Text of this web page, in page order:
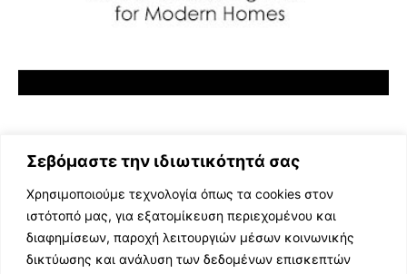
Σεβόμαστε την ιδιωτικότητά σας
Χρησιμοποιούμε τεχνολογία όπως τα cookies στον
ιστότοπό μας, για εξατομίκευση περιεχομένου και
διαφημίσεων, παροχή λειτουργιών μέσων κοινωνικής
δικτύωσης και ανάλυση των δεδομένων επισκεπτών
ΕΛΛΗΝΙΚΗ ΜΟΥΣΙΚΗ
TV SHOWS